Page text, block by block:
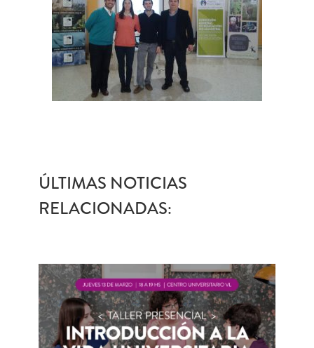
ÚLTIMAS NOTICIAS
RELACIONADAS: